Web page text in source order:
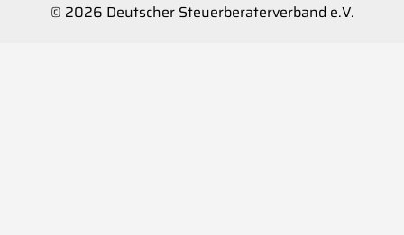
© 2026 Deutscher Steuerberaterverband e.V.